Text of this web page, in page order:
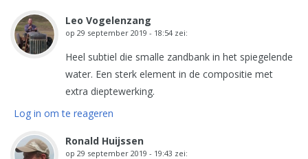
Leo Vogelenzang
op 29 september 2019 - 18:54 zei:
Heel subtiel die smalle zandbank in het spiegelende
water. Een sterk element in de compositie met
extra dieptewerking.
Log in om te reageren
Ronald Huijssen
op 29 september 2019 - 19:43 zei: